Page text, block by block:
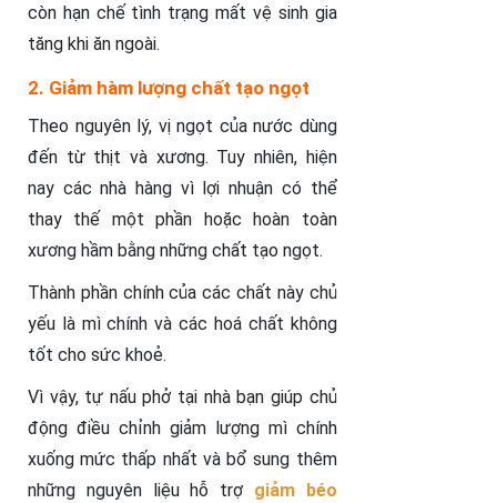
còn hạn chế tình trạng mất vệ sinh gia
tăng khi ăn ngoài.
2. Giảm hàm lượng chất tạo ngọt
Theo nguyên lý, vị ngọt của nước dùng
đến từ thịt và xương. Tuy nhiên, hiện
nay các nhà hàng vì lợi nhuận có thể
thay thế một phần hoặc hoàn toàn
xương hầm bằng những chất tạo ngọt.
Thành phần chính của các chất này chủ
yếu là mì chính và các hoá chất không
tốt cho sức khoẻ.
Vì vậy, tự nấu phở tại nhà bạn giúp chủ
động điều chỉnh giảm lượng mì chính
xuống mức thấp nhất và bổ sung thêm
những nguyên liệu hỗ trợ giảm béo